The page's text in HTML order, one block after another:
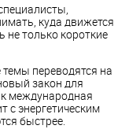
куда движется
не только короткие
переводятся на
закон для
международная
с энергетическим
быстрее.